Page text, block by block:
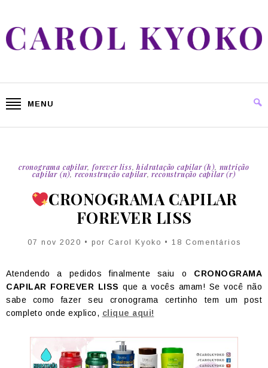
MENU
cronograma capilar,forever liss,hidratação capilar (h), nutrição
capilar (n), reconstrução capilar,reconstrução capilar (r)
CRONOGRAMA CAPILAR
FOREVER LISS
07 nov 2020 • por Carol Kyoko • 18 Comentários
Atendendo a pedidos finalmente saiu o CRONOGRAMA
CAPILAR FOREVER LISSque a vocês amam! Se você não
sabe como fazer seu cronograma certinho tem um post
completo onde explico, clique aqui!